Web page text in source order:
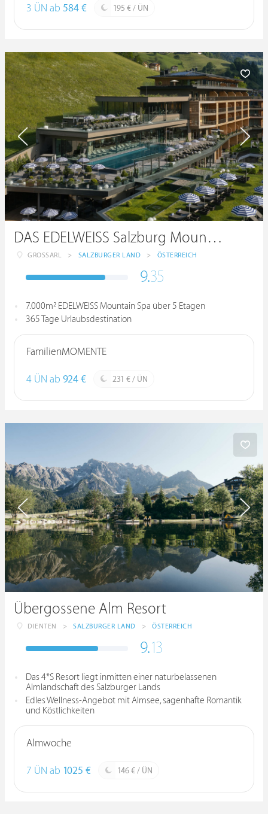
3 ÜN ab 584 € 195 € / ÜN
DAS EDELWEISS Salzburg Mountain Resort
GROSSARL > SALZBURGER LAND > ÖSTERREICH
9.35
7.000m² EDELWEISS Mountain Spa über 5 Etagen
365 Tage Urlaubsdestination
FamilienMOMENTE
4 ÜN ab 924 € 231 € / ÜN
Übergossene Alm Resort
DIENTEN > SALZBURGER LAND > ÖSTERREICH
9.13
Das 4*S Resort liegt inmitten einer naturbelassenen
Almlandschaft des Salzburger Lands
Edles Wellness-Angebot mit Almsee, sagenhafte Romantik
und Köstlichkeiten
Almwoche
7 ÜN ab 1025 € 146 € / ÜN